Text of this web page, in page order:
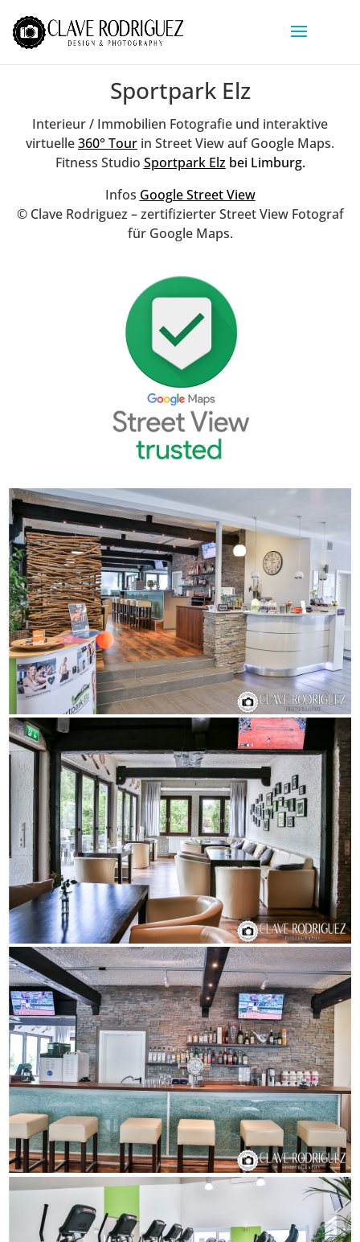
Sportpark Elz
Interieur / Immobilien Fotografie und interaktive
virtuelle360° Tour in Street View auf Google Maps.
Fitness Studio Sportpark Elz bei Limburg.
Infos Google Street View
© Clave Rodriguez – zertifizierter Street View Fotograf
für Google Maps.